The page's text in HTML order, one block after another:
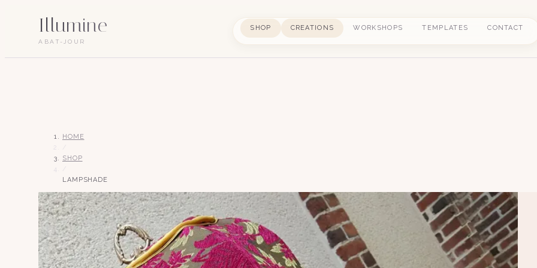
Illumine
ABAT-JOUR
SHOP CREATIONS WORKSHOPS TEMPLATES CONTACT
HOME
SHOP
LAMPSHADE